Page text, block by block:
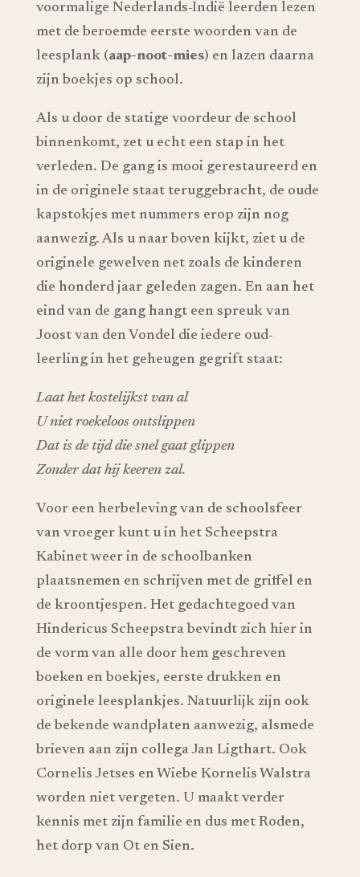
voormalige Nederlands-Indië leerden lezen
met de beroemde eerste woorden van de
leesplank (aap-noot-mies) en lazen daarna
zijn boekjes op school.
Als u door de statige voordeur de school
binnenkomt, zet u echt een stap in het
verleden. De gang is mooi gerestaureerd en
in de originele staat teruggebracht, de oude
kapstokjes met nummers erop zijn nog
aanwezig. Als u naar boven kijkt, ziet u de
originele gewelven net zoals de kinderen
die honderd jaar geleden zagen. En aan het
eind van de gang hangt een spreuk van
Joost van den Vondel die iedere oud-
leerling in het geheugen gegrift staat:
Laat het kostelijkst van al
U niet roekeloos ontslippen
Dat is de tijd die snel gaat glippen
Zonder dat hij keeren zal.
Voor een herbeleving van de schoolsfeer
van vroeger kunt u in het Scheepstra
Kabinet weer in de schoolbanken
plaatsnemen en schrijven met de griffel en
de kroontjespen. Het gedachtegoed van
Hindericus Scheepstra bevindt zich hier in
de vorm van alle door hem geschreven
boeken en boekjes, eerste drukken en
originele leesplankjes. Natuurlijk zijn ook
de bekende wandplaten aanwezig, alsmede
brieven aan zijn collega Jan Ligthart. Ook
Cornelis Jetses en Wiebe Kornelis Walstra
worden niet vergeten. U maakt verder
kennis met zijn familie en dus met Roden,
het dorp van Ot en Sien.